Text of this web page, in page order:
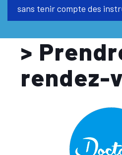
sans tenir compte des
>
rendez-